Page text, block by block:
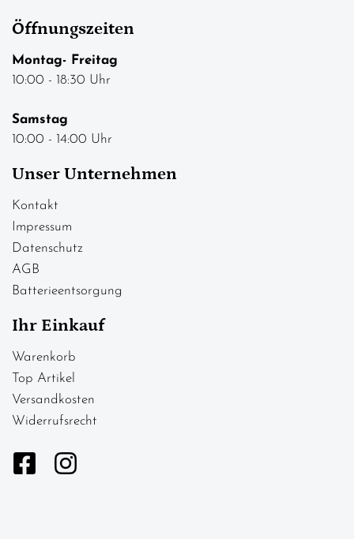
Öffnungszeiten
Montag- Freitag
10:00 - 18:30 Uhr
Samstag
10:00 - 14:00 Uhr
Unser Unternehmen
Kontakt
Impressum
Datenschutz
AGB
Batterieentsorgung
Ihr Einkauf
Warenkorb
Top Artikel
Versandkosten
Widerrufsrecht